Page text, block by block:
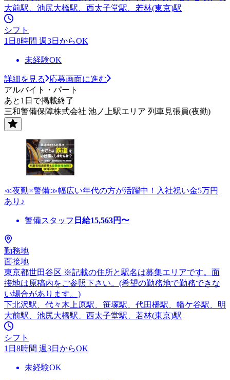
大前駅、池尻大橋駅、西太子堂駅、若林(東京)駅
シフト
1日8時間 週3日からOK
未経験OK
詳細を見る
応募画面に進む
アルバイト・パート
あと1日で掲載終了
三和警備保障株式会社 池ノ上駅エリア 列車見張員(夜勤)
≪夜勤×警備≫幅広い年代の方が活躍中！入社祝い金5万円
あり♪
警備スタッフ 日給15,563円〜
勤務地
面接地
東京都世田谷区 ※記載の住所と駅名は募集エリアです。面
接地は原稿内をご参照下さい。(希望の勤務地で勤務できな
い場合があります。)
下北沢駅、代々木上原駅、笹塚駅、代田橋駅、幡ケ谷駅、明
大前駅、池尻大橋駅、西太子堂駅、若林(東京)駅
シフト
1日8時間 週3日からOK
未経験OK